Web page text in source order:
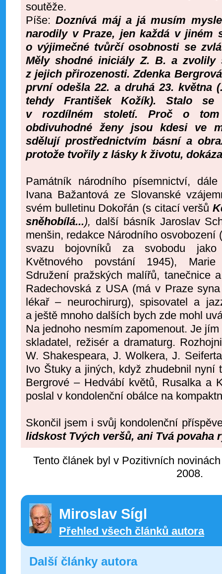
soutěže.
Píše:Doznívá máj a já musím
narodily v Praze, jen každá v jiném
o výjimečné tvůrčí osobnosti se
Měly shodné iniciály Z. B. a zvolily
z jejich přirozenosti. Zdenka
první odešla22. adruhá 23. května
tehdy František Kožík). Stalo
v rozdílném století. Proč o
obdivuhodné ženy jsou kdesi ve
sdělují prostřednictvím básní a
protože tvořily z lásky k životu,
Památník národního písemnictví,
Ivana Bažantová ze Slovanské
svém bulletinu Dokořán (s citací veršů
sněhobílá...), další básník Jaroslav
menšin, redakce Národního osvobození
svazu bojovníků za svobodu
Květnového povstání 1945), Marie
Sdružení pražských malířů, tanečnice
Radechovská z USA (má v Praze
lékař – neurochirurg), spisovatel a
a ještě mnoho dalších bych zde mohl
Na jednoho nesmím zapomenout. Je
skladatel, režisér a dramaturg.
W. Shakespeara, J. Wolkera, J.
Ivo Štuky a jiných, když zhudebnil nyní
Bergrové – Hedvábí květů, Rusalka a
poslal v kondolenční obálce na
Skončil jsem i svůj kondolenční
lidskost Tvých veršů, ani Tvá povaha
Tento článek byl v Pozitivních
2008.
Miroslav Sígl
Přehled všech článků autora
Další články autora